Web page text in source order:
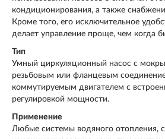
кондиционирования, а также
Кроме того, его исключительное
делает управление проще, чем когда
Тип
Умный циркуляционный насос с
резьбовым или фланцевым
коммутируемым двигателем с
регулировкой мощности.
Применение
Любые системы водяного отопления,